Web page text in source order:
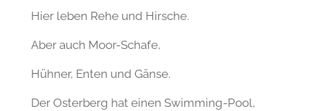
Hier leben Rehe und Hirsche.
Aber auch Moor-Schafe,
Hühner, Enten und Gänse.
Der Osterberg hat einen Swimming-Pool,